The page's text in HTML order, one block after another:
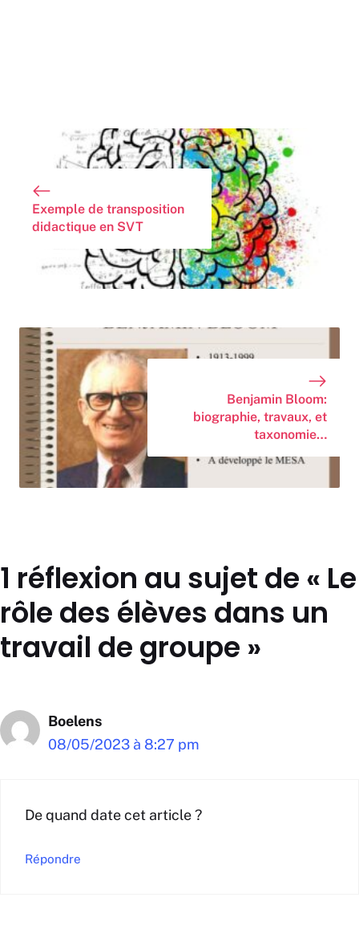
Exemple de transposition
didactique en SVT
Benjamin Bloom:
biographie, travaux, et
taxonomie…
1 réflexion au sujet de « Le
rôle des élèves dans un
travail de groupe »
Boelens
08/05/2023 à 8:27 pm
De quand date cet article ?
Répondre